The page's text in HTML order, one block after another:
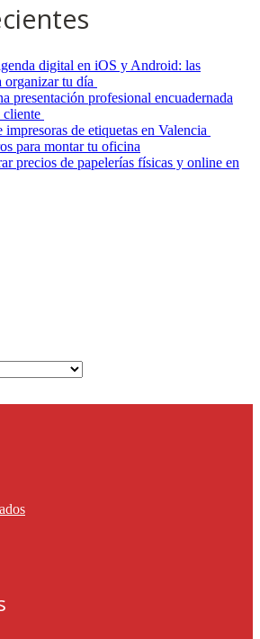
digital en iOS y Android: las
organizar tu día
presentación profesional encuadernada
cliente
de etiquetas en Valencia
para montar tu oficina
precios de papelerías físicas y online en